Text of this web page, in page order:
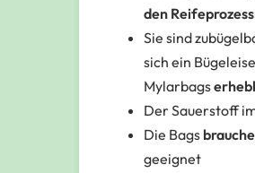
den Reifeprozess
Sie sind
sich ein
Mylarbags
Der Sauerstoff
Die Bags
geeignet